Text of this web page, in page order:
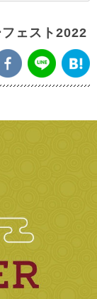
フェスト2022